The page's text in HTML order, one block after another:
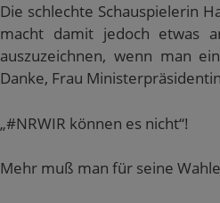
Die schlechte Schauspielerin
macht damit jedoch etwas
auszuzeichnen, wenn man
Danke, Frau
„#NRWIR können es nicht“!
Mehr muß man für seine